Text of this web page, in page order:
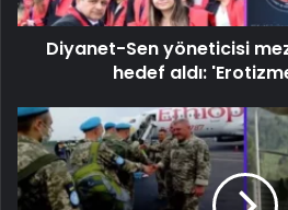
Diyanet-Sen yöneticisi
hedef aldı: